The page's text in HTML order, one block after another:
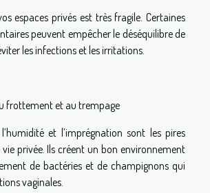
espaces privés est très fragile. Certaines
peuvent empêcher le déséquilibre de
les infections et les irritations.
frottement et au trempage
et l’imprégnation sont les pires
privée. Ils créent un bon environnement
de bactéries et de champignons qui
vaginales.